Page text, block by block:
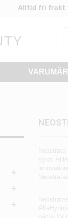
Alltid fri frakt
+
+
+
syror.